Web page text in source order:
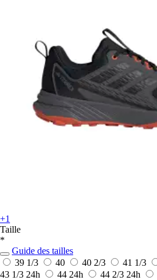
+1
Taille
*
Guide des tailles
39 1/3
40 40 2/3 41 1/3
43 1/3 24h 44 24h 44 2/3 24h